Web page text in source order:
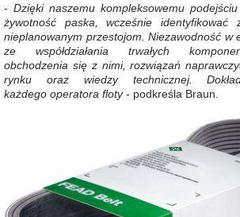
- Dzięki naszemu kompleksowemu
żywotność paska, wcześnie identyfikować
nieplanowanym przestojom. Niezawodność w
ze współdziałania trwałych
obchodzenia się z nimi, rozwiązań
rynku oraz wiedzy technicznej.
każdego operatora floty- podkreśla Braun.